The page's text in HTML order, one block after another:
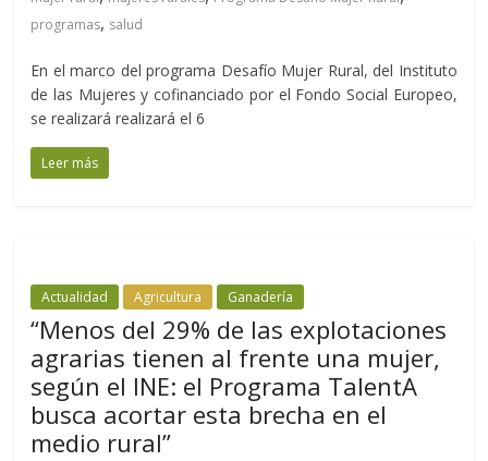
programas, salud
En el marco del programa Desafío Mujer Rural, del Instituto
de las Mujeres y cofinanciado por el Fondo Social Europeo,
se realizará realizará el 6
Leer más
Actualidad Agricultura Ganadería
“Menos del 29% de las explotaciones
agrarias tienen al frente una mujer,
según el INE: el Programa TalentA
busca acortar esta brecha en el
medio rural”